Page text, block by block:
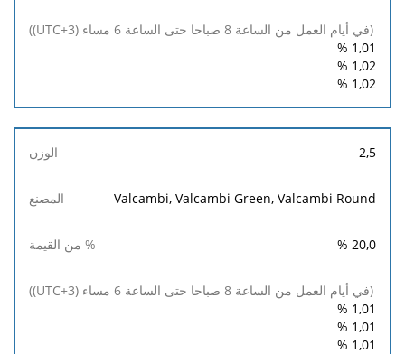
مساء
1,01
%
1,02
%
1,02
%
2,5
Valcambi, Valcambi Green, Valcambi Round
20,0
%
1,01
%
1,01
%
1,01
%